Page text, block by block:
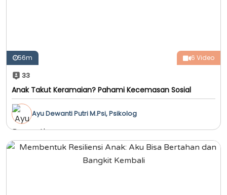
56m 6 Video
33
Anak Takut Keramaian? Pahami Kecemasan Sosial
Ayu Dewanti Putri M.Psi, Psikolog